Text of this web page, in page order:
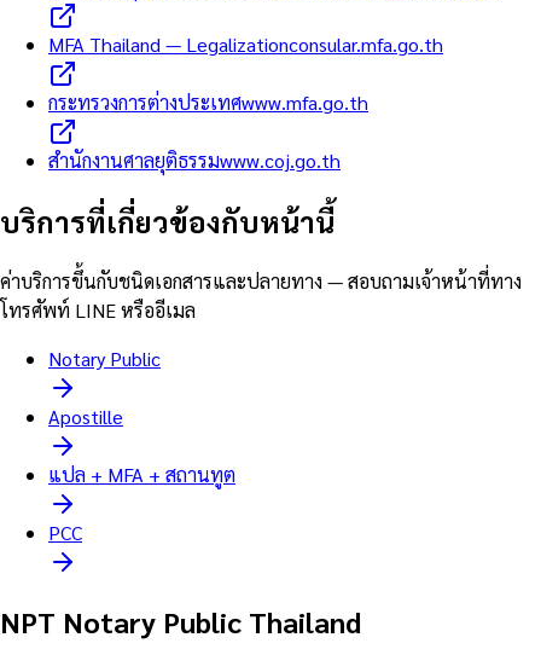
MFA Thailand — Legalizationconsular.mfa.go.th
กระทรวงการต่างประเทศwww.mfa.go.th
สำนักงานศาลยุติธรรมwww.coj.go.th
บริการที่เกี่ยวข้องกับหน้านี้
ค่าบริการขึ้นกับชนิดเอกสารและปลายทาง — สอบถามเจ้าหน้าที่ทาง
โทรศัพท์ LINE หรืออีเมล
Notary Public
Apostille
แปล + MFA + สถานทูต
PCC
NPT Notary Public Thailand